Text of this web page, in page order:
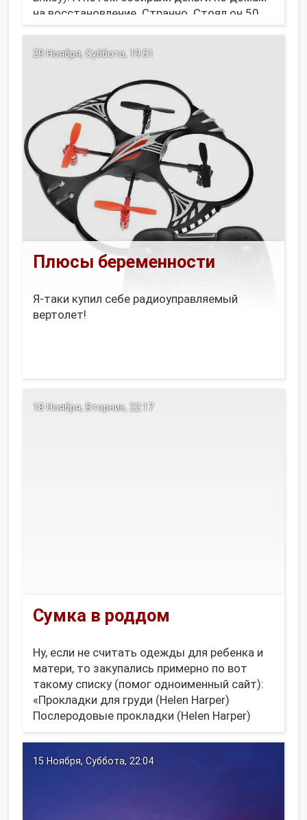
на восстановление. Странно. Стоял он 50
лет, никого не трогал...
Кстати, землю под библиотекой (черное
справа) тоже продали частному лицу.
Теперь потихоньку разбирают.
Плюсы беременности
Я-таки купил себе радиоуправляемый
вертолет!
29 Ноября, Суббота, 19:51
Сумка в роддом
Ну, если не считать одежды для ребенка и
матери, то закупались примерно по вот
такому списку (помог одноименный сайт):
«Прокладки для груди (Helen Harper)
Послеродовые прокладки (Helen Harper)
Крема, мази для груди (Бепантен мазь 30
Бритвенные одноразовые станки (Gill...
18 Ноября, Вторник, 22:17
15 Ноября, Суббота, 22:04